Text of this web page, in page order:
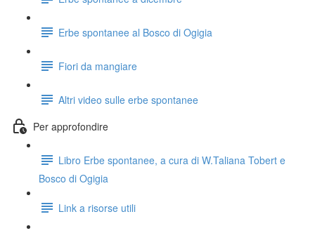
Erbe spontanee al Bosco di Ogigia
Fiori da mangiare
Altri video sulle erbe spontanee
Per approfondire
Libro Erbe spontanee, a cura di W.Taliana Tobert e
Bosco di Ogigia
Link a risorse utili